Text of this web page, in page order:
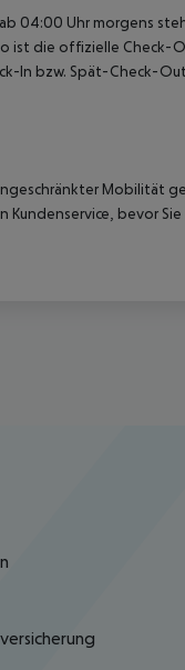
04:00 Uhr morgens
ist die offizielle Check-
In bzw. Spät-Check-
Mobilität
Kundenservice, bevor